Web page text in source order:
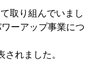
取り組んでいまし
ーアップ事業につ
れました。